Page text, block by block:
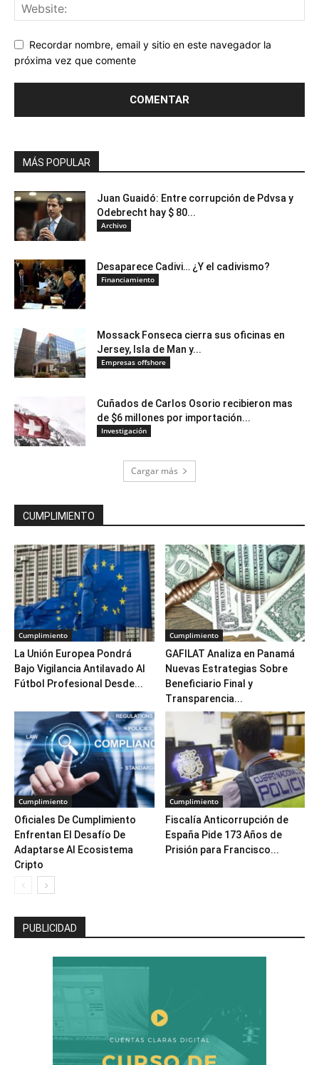
Recordar nombre, email y sitio en este navegador la
próxima vez que comente
MÁS POPULAR
Juan Guaidó: Entre corrupción de Pdvsa y
Odebrecht hay $ 80...
Archivo
Desaparece Cadivi… ¿Y el cadivismo?
Financiamiento
Mossack Fonseca cierra sus oficinas en
Jersey, Isla de Man y...
Empresas offshore
Cuñados de Carlos Osorio recibieron mas
de $6 millones por importación...
Investigación
Cargar más
CUMPLIMIENTO
Cumplimiento
La Unión Europea Pondrá
Bajo Vigilancia Antilavado Al
Fútbol Profesional Desde...
Cumplimiento
GAFILAT Analiza en Panamá
Nuevas Estrategias Sobre
Beneficiario Final y
Transparencia...
Cumplimiento
Oficiales De Cumplimiento
Enfrentan El Desafío De
Adaptarse Al Ecosistema
Cripto
Cumplimiento
Fiscalía Anticorrupción de
España Pide 173 Años de
Prisión para Francisco...
PUBLICIDAD